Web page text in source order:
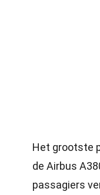
Het grootste
de Airbus
passagiers